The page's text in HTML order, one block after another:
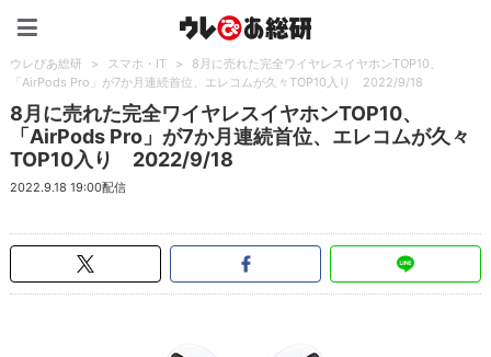
ウレぴあ総研 > スマホ・IT >
8月に売れた完全ワイヤレスイヤホンTOP10、
「AirPods Pro」が7か月連続首位、エレコムが久々TOP10入り 2022/9/18
8月に売れた完全ワイヤレスイヤホンTOP10、
「AirPods Pro」が7か月連続首位、エレコムが久々
TOP10入り 2022/9/18
2022.9.18 19:00配信